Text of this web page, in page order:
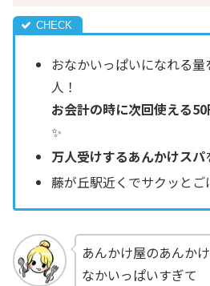
おなかいっぱいになれる
人！
お会計の時に次回使える
✨
万人受けするあんかけスパ
藤が丘駅近くでサクッとご
あんかけ屋のあんか
なかいっぱいすぎて